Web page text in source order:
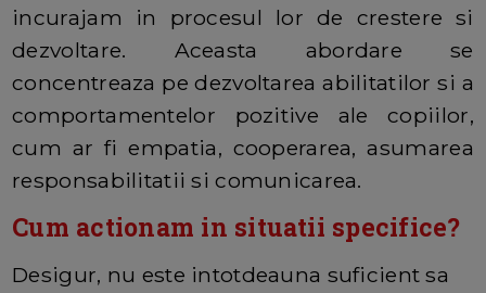
incurajam in procesul lor de crestere si
dezvoltare. Aceasta abordare se
concentreaza pe dezvoltarea abilitatilor si a
comportamentelor pozitive ale copiilor,
cum ar fi empatia, cooperarea, asumarea
responsabilitatii si comunicarea.
Cum actionam in situatii specifice?
Desigur, nu este intotdeauna suficient sa